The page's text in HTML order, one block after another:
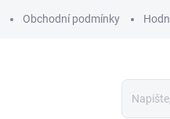
Obchodní podmínky